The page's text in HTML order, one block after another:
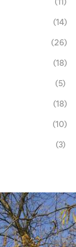
(14)
(26)
(18)
(5)
(18)
(10)
(3)